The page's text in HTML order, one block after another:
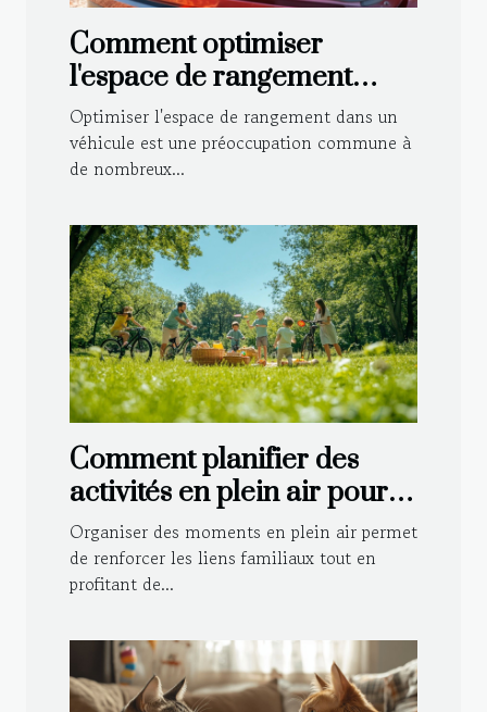
Comment optimiser
l'espace de rangement
dans votre véhicule ?
Optimiser l'espace de rangement dans un
véhicule est une préoccupation commune à
de nombreux...
Comment planifier des
activités en plein air pour
toute la famille ?
Organiser des moments en plein air permet
de renforcer les liens familiaux tout en
profitant de...